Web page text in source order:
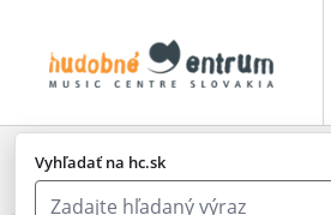
Vyhľadať na hc.sk